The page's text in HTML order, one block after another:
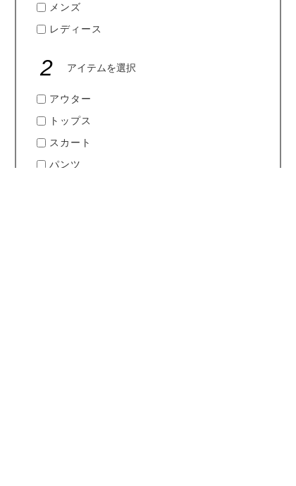
メンズ
レディース
2 アイテムを選択
アウター
トップス
スカート
パンツ